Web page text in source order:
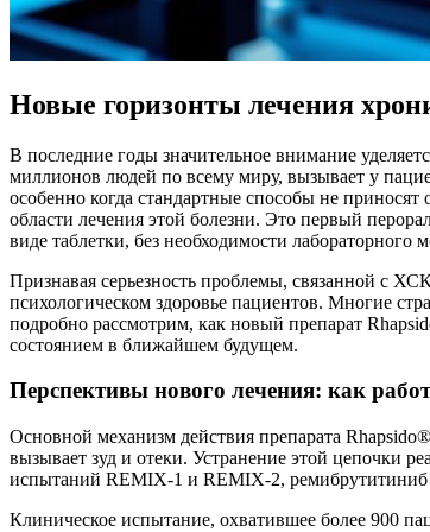
Новые горизонты лечения
В последние годы значительное внимание
миллионов людей по всему миру, вызывает у
особенно когда стандартные способы не
области лечения этой болезни. Это первый
виде таблетки, без необходимости лабораторного
Признавая серьезность проблемы, связанной с
психологическом здоровье пациентов. Многие
подробно рассмотрим, как новый препарат
состоянием в ближайшем будущем.
Перспективы нового лечения: как
Основной механизм действия препарата
вызывает зуд и отеки. Устранение этой цепочки
испытаний REMIX-1 и REMIX-2, ремибрутитиниб
Клиническое испытание, охватившее более 900